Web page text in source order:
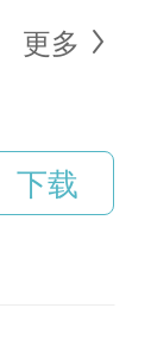
更多
下载